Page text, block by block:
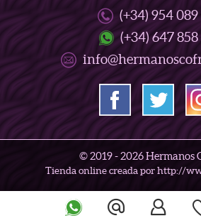
(+34) 954 089
(+34) 647 858
© 2019 -2026 Hermanos
Tienda online creada por http://